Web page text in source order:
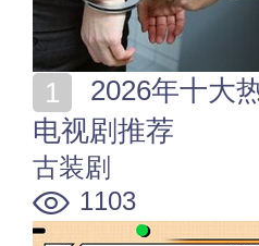
电视剧推荐
古装剧
1103